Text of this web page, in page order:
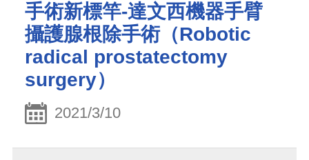
手術新標竿-達文西機器手臂
攝護腺根除手術（Robotic
radical prostatectomy
surgery）
2021/3/10